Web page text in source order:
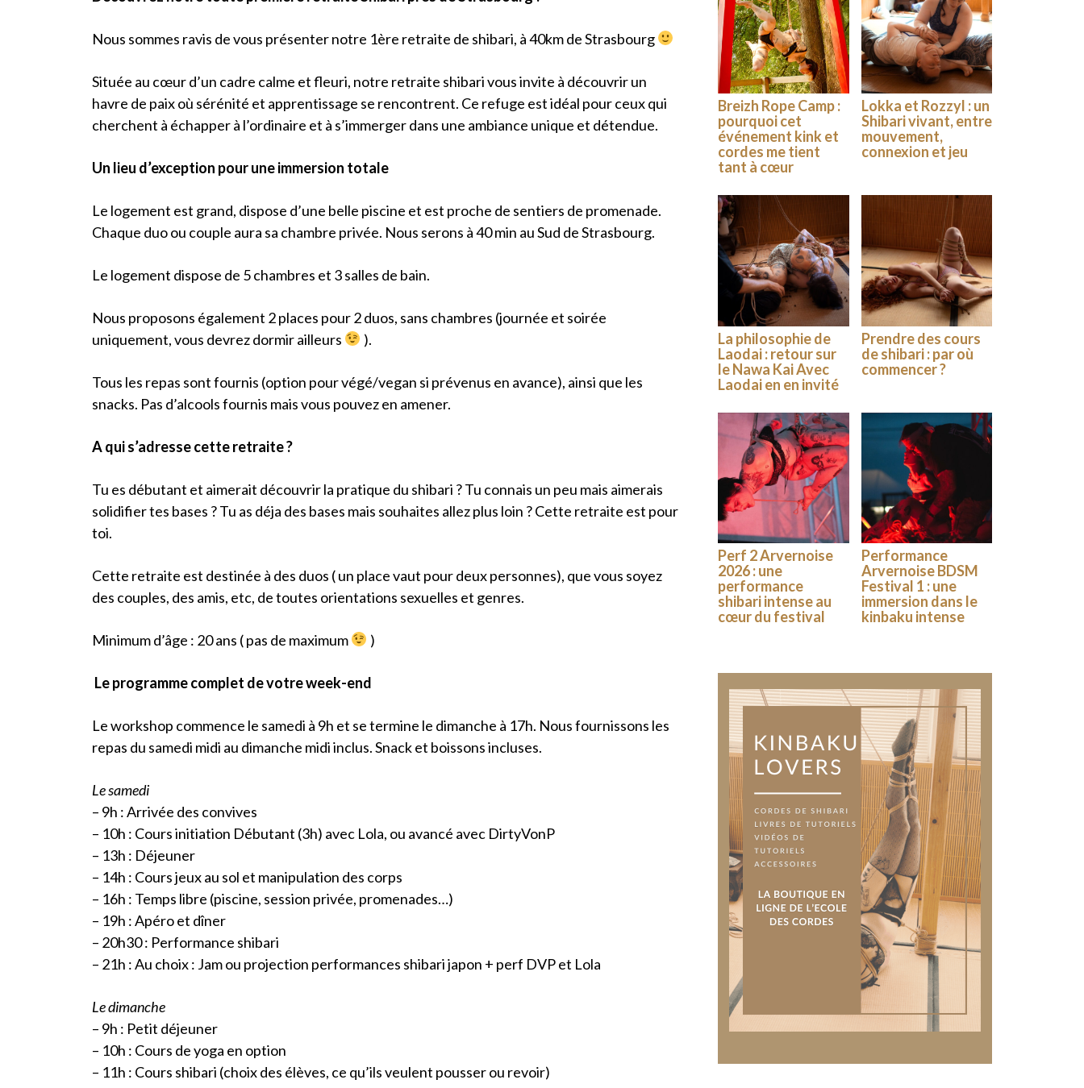
Nous sommes ravis de vous présenter notre 1ère retraite de shibari, à 40km de Strasbourg
Située au cœur d’un cadre calme et fleuri, notre retraite shibari vous invite à découvrir un
havre de paix où sérénité et apprentissage se rencontrent. Ce refuge est idéal pour ceux qui
cherchent à échapper à l’ordinaire et à s’immerger dans une ambiance unique et détendue.
Un lieu d’exception pour une immersion totale
Le logement est grand, dispose d’une belle piscine et est proche de sentiers de promenade.
Chaque duo ou couple aura sa chambre privée. Nous serons à 40 min au Sud de Strasbourg.
Le logement dispose de 5 chambres et 3 salles de bain.
Nous proposons également 2 places pour 2 duos, sans chambres (journée et soirée
uniquement, vous devrez dormir ailleurs
).
Tous les repas sont fournis (option pour végé/vegan si prévenus en avance), ainsi que les
snacks. Pas d’alcools fournis mais vous pouvez en amener.
A qui s’adresse cette retraite ?
Tu es débutant et aimerait découvrir la pratique du shibari ? Tu connais un peu mais aimerais
solidifier tes bases ? Tu as déja des bases mais souhaites allez plus loin ? Cette retraite est pour
toi.
Cette retraite est destinée à des duos ( un place vaut pour deux personnes), que vous soyez
des couples, des amis, etc, de toutes orientations sexuelles et genres.
Minimum d’âge : 20 ans ( pas de maximum )
Le programme complet de votre week-end
Le workshop commence le samedi à 9h et se termine le dimanche à 17h. Nous fournissons les
repas du samedi midi au dimanche midi inclus. Snack et boissons incluses.
Le samedi
– 9h : Arrivée des convives
– 10h : Cours initiation Débutant (3h) avec Lola, ou avancé avec DirtyVonP
– 13h : Déjeuner
– 14h : Cours jeux au sol et manipulation des corps
– 16h : Temps libre (piscine, session privée, promenades…)
– 19h : Apéro et dîner
– 20h30 : Performance shibari
– 21h : Au choix : Jam ou projection performances shibari japon + perf DVP et Lola
Le dimanche
– 9h : Petit déjeuner
– 10h : Cours de yoga en option
– 11h : Cours shibari (choix des élèves, ce qu’ils veulent pousser ou revoir)
Breizh Rope Camp :
pourquoi cet
événement kink et
cordes me tient
tant à cœur
Lokka et Rozzyl : un
Shibari vivant, entre
mouvement,
connexion et jeu
La philosophie de
Laodai : retour sur
le Nawa Kai Avec
Laodai en en invité
Prendre des cours
de shibari : par où
commencer ?
Perf 2 Arvernoise
2026 : une
performance
shibari intense au
cœur du festival
Performance
Arvernoise BDSM
Festival 1 : une
immersion dans le
kinbaku intense